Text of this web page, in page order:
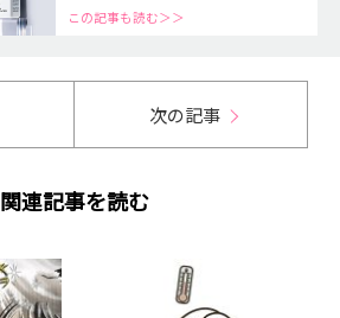
この記事も読む＞＞
次の記事
関連記事を読む